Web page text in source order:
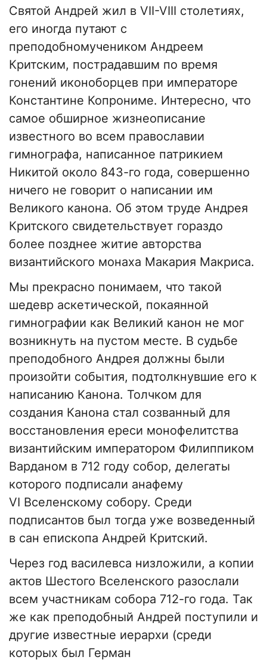
Святой Андрей жил в VII-VIII столетиях,
его иногда путают с
преподобномучеником Андреем
Критским, пострадавшим по время
гонений иконоборцев при императоре
Константине Копрониме. Интересно, что
самое обширное жизнеописание
известного во всем православии
гимнографа, написанное патрикием
Никитой около 843-го года, совершенно
ничего не говорит о написании им
Великого канона. Об этом труде Андрея
Критского свидетельствует гораздо
более позднее житие авторства
византийского монаха Макария Макриса.
Мы прекрасно понимаем, что такой
шедевр аскетической, покаянной
гимнографии как Великий канон не мог
возникнуть на пустом месте. В судьбе
преподобного Андрея должны были
произойти события, подтолкнувшие его к
написанию Канона. Толчком для
создания Канона стал созванный для
восстановления ереси монофелитства
византийским императором Филиппиком
Варданом в 712 году собор, делегаты
которого подписали анафему
VI Вселенскому собору. Среди
подписантов был тогда уже возведенный
в сан епископа Андрей Критский.
Через год василевса низложили, а копии
актов Шестого Вселенского разослали
всем участникам собора 712-го года. Так
же как преподобный Андрей поступили и
другие известные иерархи (среди
которых был Герман